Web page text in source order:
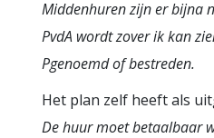
Middenhuren zijn er bijna
PvdA wordt zover ik kan
Pgenoemd of bestreden.
Het plan zelf heeft als
De huur moet betaalbaar